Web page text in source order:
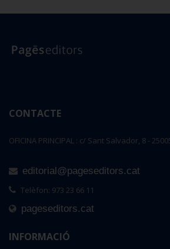
CONTACTE
OFICINA PRINCIPAL : c/ Sant Salvador, 8 -
editorial@pageseditors.cat
Telèfon: 973 23 66 11
pageseditors.cat
INFORMACIÓ